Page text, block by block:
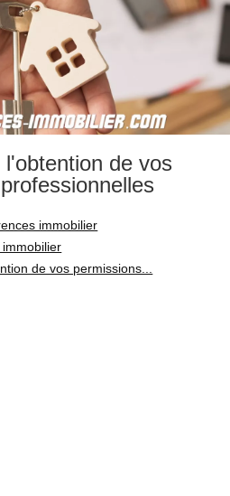
de vos
immobilier
immobilier
de vos permissions...